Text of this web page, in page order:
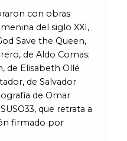
con obras
del siglo XXI,
Save the Queen,
de Aldo Comas;
de Elisabeth Ollé
de Salvador
de Omar
que retrata a
firmado por